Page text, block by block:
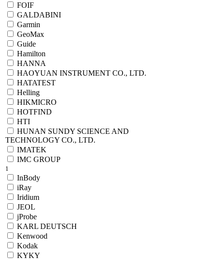
FOIF
GALDABINI
Garmin
GeoMax
Guide
Hamilton
HANNA
HAOYUAN INSTRUMENT CO., LTD.
HATATEST
Helling
HIKMICRO
HOTFIND
HTI
HUNAN SUNDY SCIENCE AND
TECHNOLOGY CO., LTD.
IMATEK
IMC GROUP
1
InBody
iRay
Iridium
JEOL
jProbe
KARL DEUTSCH
Kenwood
Kodak
KYKY